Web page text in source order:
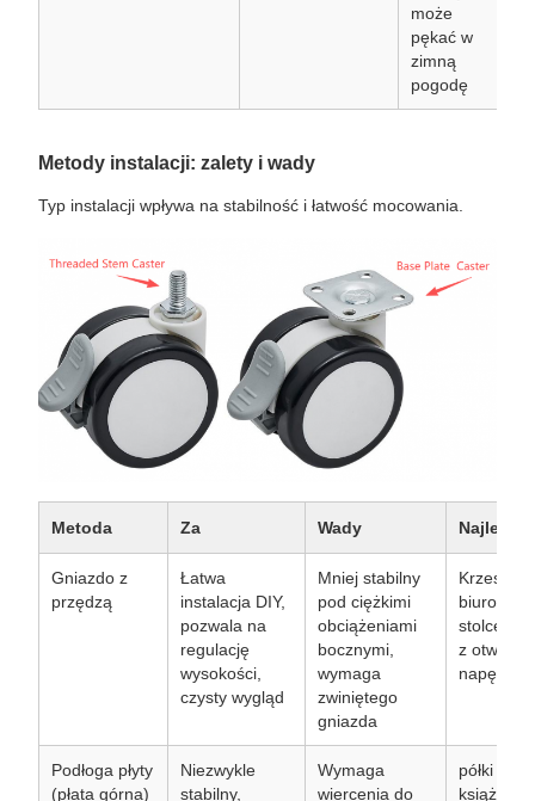
może
pękać w
zimną
pogodę
Metody instalacji: zalety i wady
Typ instalacji wpływa na stabilność i łatwość mocowania.
Metoda Za Wady Najlepiej
Gniazdo z
przędzą
Łatwa
instalacja DIY,
pozwala na
regulację
wysokości,
czysty wygląd
Mniej stabilny
pod ciężkimi
obciążeniami
bocznymi,
wymaga
zwiniętego
gniazda
Krzesła
biurowe,
stolce i
z
napędem
Podłoga płyty
(płata górna)
Niezwykle
stabilny,
Wymaga
wiercenia do
półki z